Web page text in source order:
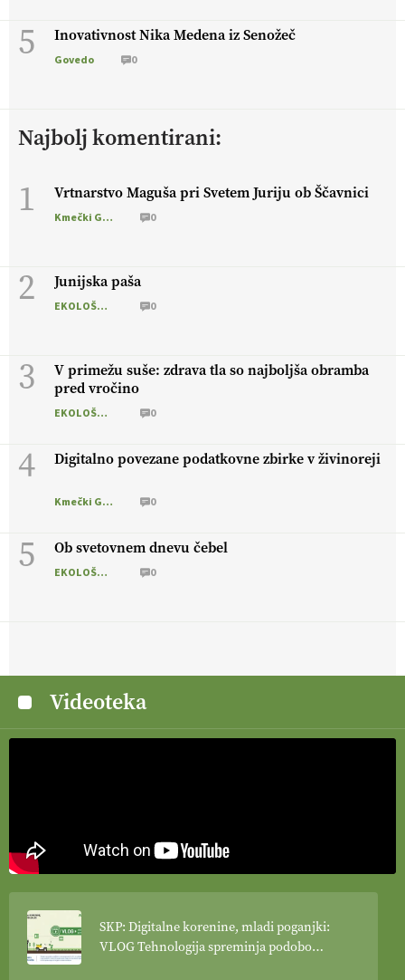
5 Inovativnost Nika Medena iz Senožeč
Govedo 0
Najbolj komentirani:
1 Vrtnarstvo Maguša pri Svetem Juriju ob Ščavnici
Kmečki Glas 0
2 Junijska paša
EKOLOŠKO LOGIČNO 0
3
V primežu suše: zdrava tla so najboljša obramba
pred vročino
EKOLOŠKO LOGIČNO 0
4 Digitalno povezane podatkovne zbirke v živinoreji
Kmečki Glas 0
5 Ob svetovnem dnevu čebel
EKOLOŠKO LOGIČNO 0
Videoteka
SKP: Digitalne korenine, mladi poganjki:
VLOG Tehnologija spreminja podobo